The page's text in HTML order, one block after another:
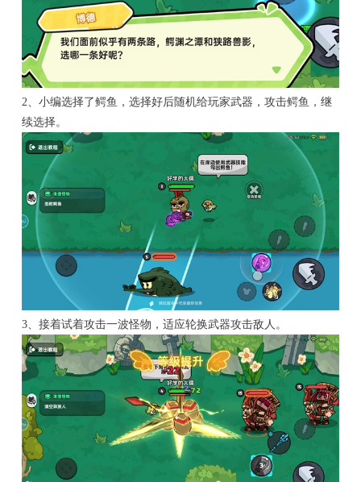
2、小编选择了鳄鱼，选择好后随机给玩家武器，攻击鳄鱼，继
续选择。
3、接着试着攻击一波怪物，适应轮换武器攻击敌人。